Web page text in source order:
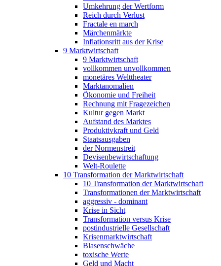
Umkehrung der Wertform
Reich durch Verlust
Fractale en march
Märchenmärkte
Inflationsritt aus der Krise
9 Marktwirtschaft
9 Marktwirtschaft
vollkommen unvollkommen
monetäres Welttheater
Marktanomalien
Ökonomie und Freiheit
Rechnung mit Fragezeichen
Kultur gegen Markt
Aufstand des Marktes
Produktivkraft und Geld
Staatsausgaben
der Normenstreit
Devisenbewirtschaftung
Welt-Roulette
10 Transformation der Marktwirtschaft
10 Transformation der Marktwirtschaft
Transformationen der Marktwirtschaft
aggressiv - dominant
Krise in Sicht
Transformation versus Krise
postindustrielle Gesellschaft
Krisenmarktwirtschaft
Blasenschwäche
toxische Werte
Geld und Macht